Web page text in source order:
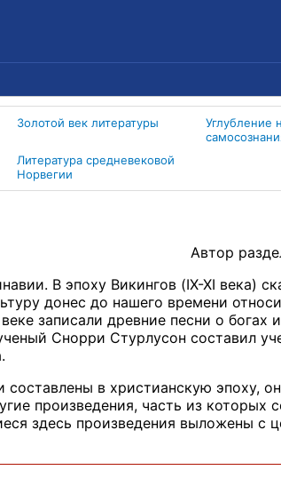
Золотой век литературы
Углубление
Литература средневековой
Норвегии
Автор
В эпоху Викингов (IX-XI века)
донес до нашего времени
записали древние песни о богах
Снорри Стурлусон составил
в христианскую эпоху,
произведения, часть из которых
здесь произведения выложены с